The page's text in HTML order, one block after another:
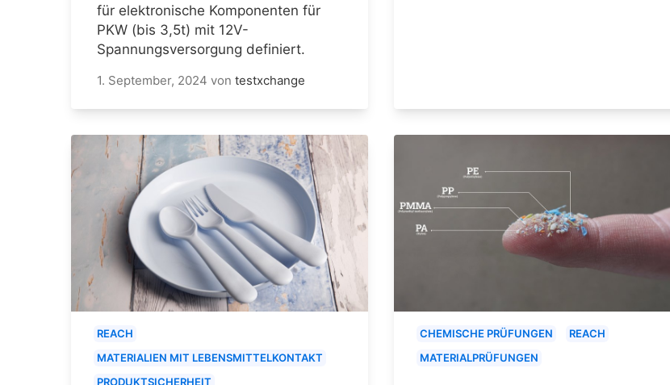
für elektronische Komponenten für
PKW (bis 3,5t) mit 12V-
Spannungsversorgung definiert.
1. September, 2024 von testxchange
REACH
MATERIALIEN MIT LEBENSMITTELKONTAKT
PRODUKTSICHERHEIT
CHEMISCHE PRÜFUNGEN
REACH
MATERIALPRÜFUNGEN